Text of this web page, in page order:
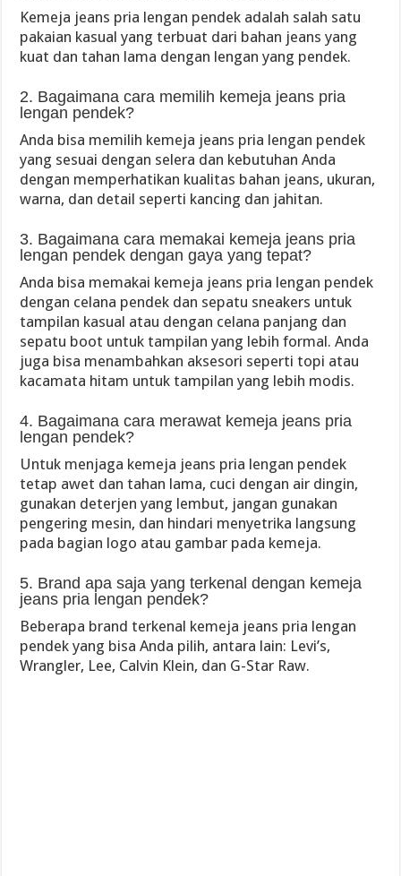
Kemeja jeans pria lengan pendek adalah salah satu
pakaian kasual yang terbuat dari bahan jeans yang
kuat dan tahan lama dengan lengan yang pendek.
2. Bagaimana cara memilih kemeja jeans pria
lengan pendek?
Anda bisa memilih kemeja jeans pria lengan pendek
yang sesuai dengan selera dan kebutuhan Anda
dengan memperhatikan kualitas bahan jeans, ukuran,
warna, dan detail seperti kancing dan jahitan.
3. Bagaimana cara memakai kemeja jeans pria
lengan pendek dengan gaya yang tepat?
Anda bisa memakai kemeja jeans pria lengan pendek
dengan celana pendek dan sepatu sneakers untuk
tampilan kasual atau dengan celana panjang dan
sepatu boot untuk tampilan yang lebih formal. Anda
juga bisa menambahkan aksesori seperti topi atau
kacamata hitam untuk tampilan yang lebih modis.
4. Bagaimana cara merawat kemeja jeans pria
lengan pendek?
Untuk menjaga kemeja jeans pria lengan pendek
tetap awet dan tahan lama, cuci dengan air dingin,
gunakan deterjen yang lembut, jangan gunakan
pengering mesin, dan hindari menyetrika langsung
pada bagian logo atau gambar pada kemeja.
5. Brand apa saja yang terkenal dengan kemeja
jeans pria lengan pendek?
Beberapa brand terkenal kemeja jeans pria lengan
pendek yang bisa Anda pilih, antara lain: Levi’s,
Wrangler, Lee, Calvin Klein, dan G-Star Raw.